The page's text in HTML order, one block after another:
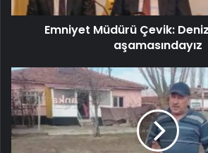
Emniyet Müdürü Çevik:
aşamasındayız